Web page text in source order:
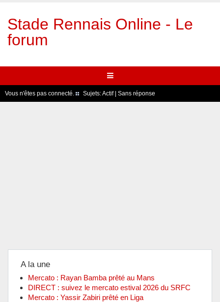
Stade Rennais Online - Le
forum
Vous n'êtes pas connecté. Sujets:Actif| Sans réponse
A la une
Mercato : Rayan Bamba prêté au Mans
DIRECT : suivez le mercato estival 2026 du SRFC
Mercato : Yassir Zabiri prêté en Liga